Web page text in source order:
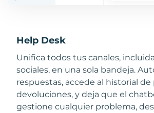
Help Desk
Unifica todos tus canales,
sociales, en una sola bandeja.
respuestas, accede al historial
devoluciones, y deja que el
gestione cualquier problema,